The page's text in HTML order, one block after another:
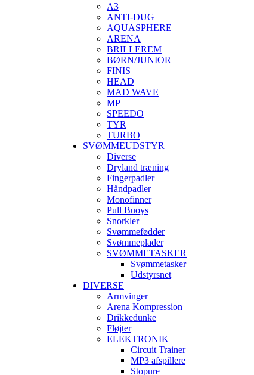
A3
ANTI-DUG
AQUASPHERE
ARENA
BRILLEREM
BØRN/JUNIOR
FINIS
HEAD
MAD WAVE
MP
SPEEDO
TYR
TURBO
SVØMMEUDSTYR
Diverse
Dryland træning
Fingerpadler
Håndpadler
Monofinner
Pull Buoys
Snorkler
Svømmefødder
Svømmeplader
SVØMMETASKER
Svømmetasker
Udstyrsnet
DIVERSE
Armvinger
Arena Kompression
Drikkedunke
Fløjter
ELEKTRONIK
Circuit Trainer
MP3 afspillere
Stopure